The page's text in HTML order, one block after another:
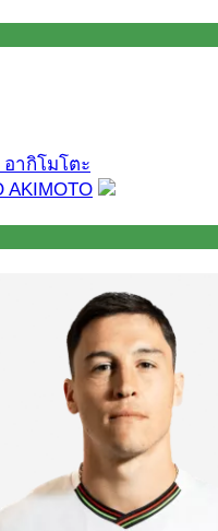
ากิโมโตะ
AKIMOTO